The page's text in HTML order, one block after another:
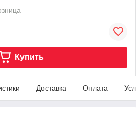
Купить
Доставка Оплата